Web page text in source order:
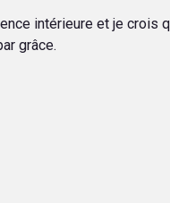
intérieure et je crois
grâce.